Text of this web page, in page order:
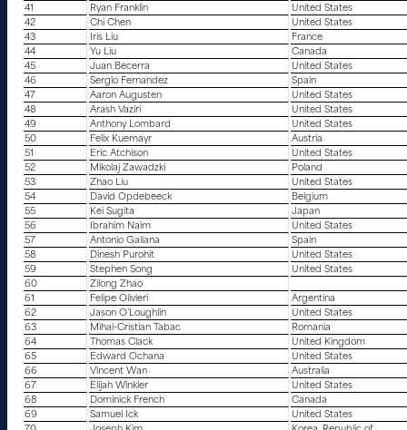
41
Ryan Franklin
United States
42
Chi Chen
United States
43
Iris Liu
France
44
Yu Liu
Canada
45
Juan Becerra
United States
46
Sergio Fernandez
Spain
47
Aaron Augusten
United States
48
Arash Vaziri
United States
49
Anthony Lombard
United States
50
Felix Kuemayr
Austria
51
Eric Atchison
United States
52
Mikolaj Zawadzki
Poland
53
Zhao Liu
United States
54
David Opdebeeck
Belgium
55
Kei Sugita
Japan
56
Ibrahim Naim
United States
57
Antonio Galiana
Spain
58
Dinesh Purohit
United States
59
Stephen Song
United States
60
Zilong Zhao
61
Felipe Olivieri
Argentina
62
Jason O’Loughlin
United States
63
Mihai-Cristian Tabac
Romania
64
Thomas Clack
United Kingdom
65
Edward Ochana
United States
66
Vincent Wan
Australia
67
Elijah Winkler
United States
68
Dominick French
Canada
69
Samuel Ick
United States